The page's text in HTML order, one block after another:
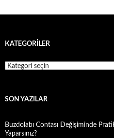
KATEGORILER
Kategoriler
SON YAZILAR
Buzdolabı Contası Değişiminde
Yaparsınız?